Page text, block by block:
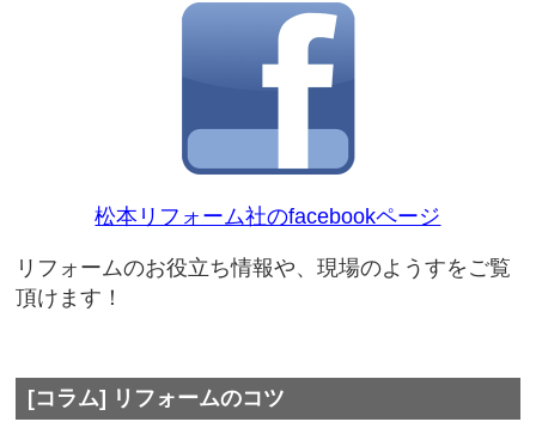
松本リフォーム社のfacebookページ
リフォームのお役立ち情報や、現場のようすをご覧
頂けます！
[コラム] リフォームのコツ